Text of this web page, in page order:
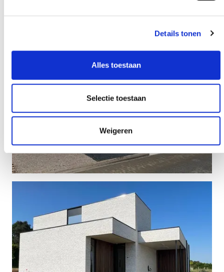
Details tonen
Alles toestaan
Selectie toestaan
Weigeren